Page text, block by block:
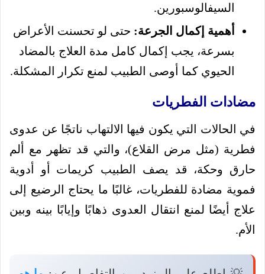
السيفالوسبورين.
أهمية إكمال الجرعة: حتى لو تحسنت الأعراض
بسرعة، يجب إكمال كامل مدة العلاج بالمضاد
الحيوي كما أوصى الطبيب لمنع تكرار المشكلة.
مضادات الفطريات
في الحالات التي يكون فيها الالتهاب ناتجًا عن عدوى
فطرية (مثل مرض القلاع)، والتي قد تظهر مع ألم
حارق وحكة، قد يصف الطبيب كريمات أو أدوية
فموية مضادة للفطريات، غالبًا ما يحتاج الرضيع إلى
علاج أيضًا لمنع انتقال العدوى ذهابًا وإيابًا بينه وبين
الأم.